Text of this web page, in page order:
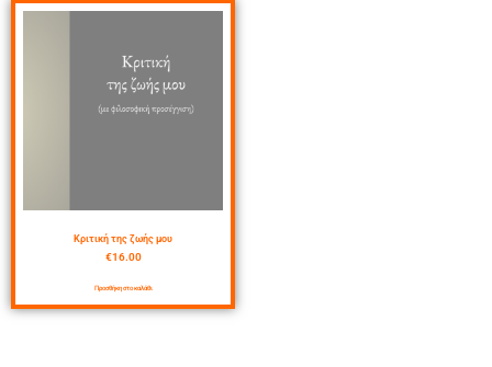
Κριτική της ζωής μου
€16.00
Προσθήκη στο καλάθι